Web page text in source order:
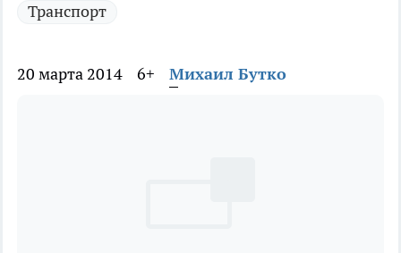
Транспорт
20 марта 2014 6+ Михаил Бутко